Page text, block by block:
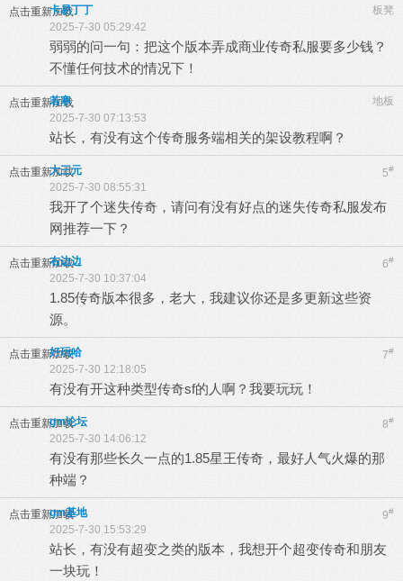
点击重新加载 板凳
卡易丁丁
2025-7-30 05:29:42
弱弱的问一句：把这个版本弄成商业传奇私服要多少钱？
不懂任何技术的情况下！
点击重新加载 地板
若寒
2025-7-30 07:13:53
站长，有没有这个传奇服务端相关的架设教程啊？
点击重新加载 5#
大三元
2025-7-30 08:55:31
我开了个迷失传奇，请问有没有好点的迷失传奇私服发布
网推荐一下？
点击重新加载 6#
右边边
2025-7-30 10:37:04
1.85传奇版本很多，老大，我建议你还是多更新这些资
源。
点击重新加载 7#
好玩哈
2025-7-30 12:18:05
有没有开这种类型传奇sf的人啊？我要玩玩！
点击重新加载 8#
gm论坛
2025-7-30 14:06:12
有没有那些长久一点的1.85星王传奇，最好人气火爆的那
种端？
点击重新加载 9#
gm基地
2025-7-30 15:53:29
站长，有没有超变之类的版本，我想开个超变传奇和朋友
一块玩！